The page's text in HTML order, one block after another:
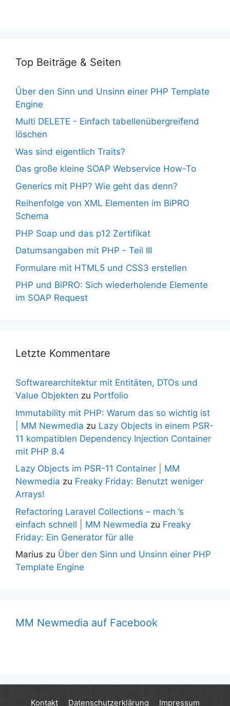
Top Beiträge & Seiten
Über den Sinn und Unsinn einer PHP Template
Engine
Multi DELETE - Einfach tabellenübergreifend
löschen
Was sind eigentlich Traits?
Das große kleine SOAP Webservice How-To
Generics mit PHP? Wie geht das denn?
Reihenfolge von XML Elementen im BiPRO
Schema
PHP Soap und das p12 Zertifikat
Datumsangaben mit PHP - Teil III
Formulare mit HTML5 und CSS3 erstellen
PHP und BiPRO: Sich wiederholende Elemente
im SOAP Request
Letzte Kommentare
Softwarearchitektur mit Entitäten, DTOs und
Value Objekten zu Portfolio
Immutability mit PHP: Warum das so wichtig ist
| MM Newmedia zu Lazy Objects in einem PSR-
11 kompatiblen Dependency Injection Container
mit PHP 8.4
Lazy Objects im PSR-11 Container | MM
Newmedia zu Freaky Friday: Benutzt weniger
Arrays!
Refactoring Laravel Collections – mach ’s
einfach schnell | MM Newmedia zu Freaky
Friday: Ein Generator für alle
Marius zu Über den Sinn und Unsinn einer PHP
Template Engine
MM Newmedia auf Facebook
Kontakt Datenschutzerklärung Impressum